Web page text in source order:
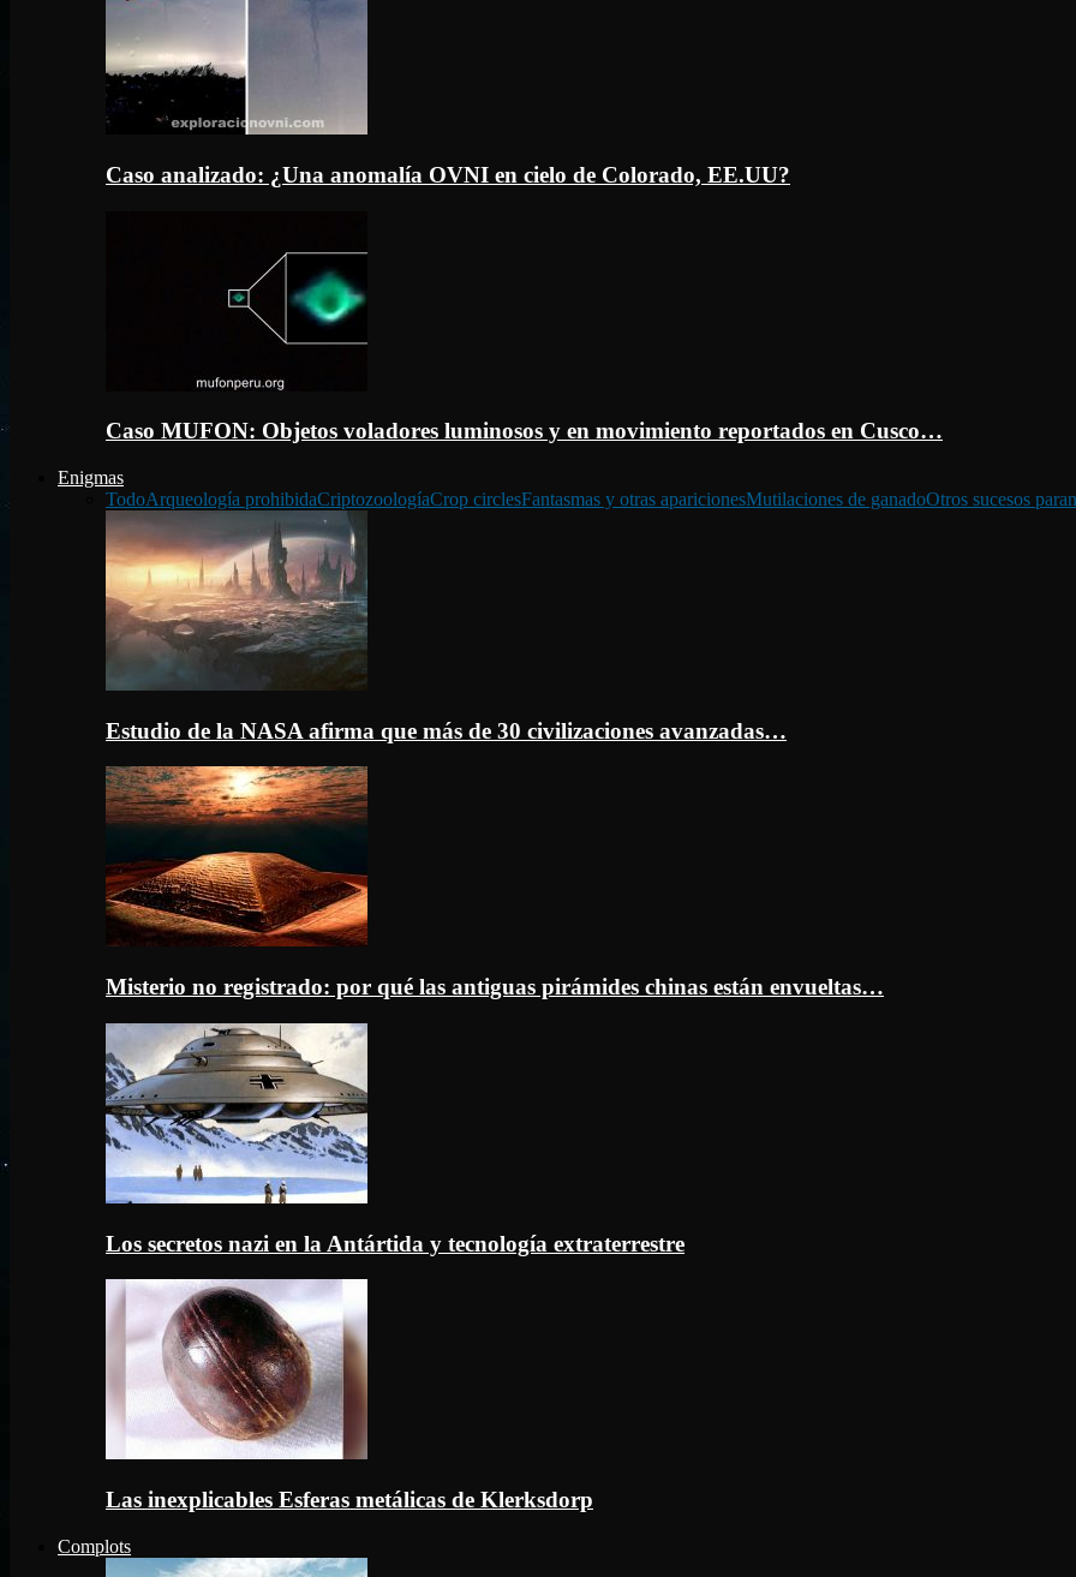
Caso analizado: ¿Una anomalía OVNI en cielo de Colorado, EE.UU?
Caso MUFON: Objetos voladores luminosos y en movimiento reportados en Cusco…
Enigmas
TodoArqueología prohibidaCriptozoologíaCrop circlesFantasmas y otras aparicionesMutilaciones de ganadoOtros sucesos
Estudio de la NASA afirma que más de 30 civilizaciones avanzadas…
Misterio no registrado: por qué las antiguas pirámides chinas están envueltas…
Los secretos nazi en la Antártida y tecnología extraterrestre
Las inexplicables Esferas metálicas de Klerksdorp
Complots